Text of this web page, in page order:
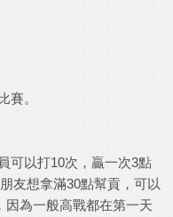
。
可以打10次，贏一次3點
友想拿滿30點幫貢，可以
為一般高戰都在第一天